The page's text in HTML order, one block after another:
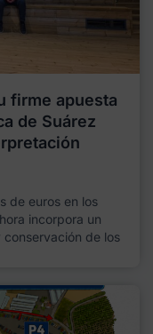
firme apuesta
de Suárez
de euros en los
incorpora un
de los